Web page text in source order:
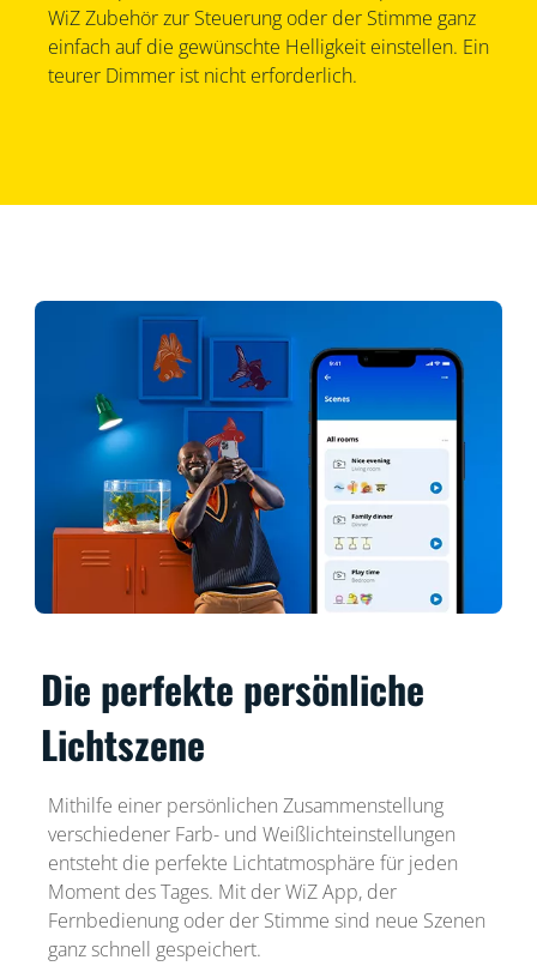
WiZ Zubehör zur Steuerung oder der Stimme ganz
einfach auf die gewünschte Helligkeit einstellen. Ein
teurer Dimmer ist nicht erforderlich.
Die perfekte persönliche
Lichtszene
Mithilfe einer persönlichen Zusammenstellung
verschiedener Farb- und Weißlichteinstellungen
entsteht die perfekte Lichtatmosphäre für jeden
Moment des Tages. Mit der WiZ App, der
Fernbedienung oder der Stimme sind neue Szenen
ganz schnell gespeichert.